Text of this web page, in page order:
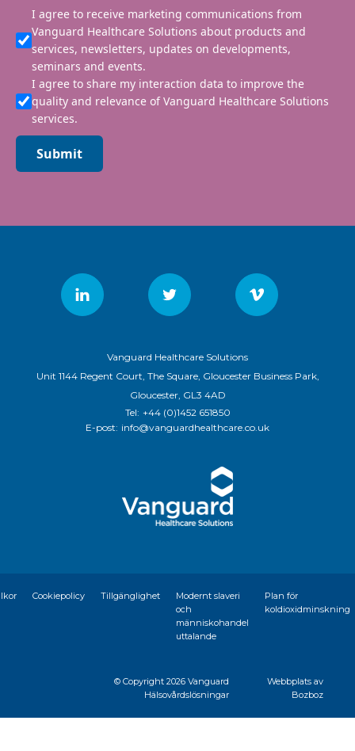
I agree to receive marketing communications from
Vanguard Healthcare Solutions about products and
services, newsletters, updates on developments,
seminars and events.
I agree to share my interaction data to improve the
quality and relevance of Vanguard Healthcare Solutions
services.
Submit
Vanguard Healthcare Solutions
Unit 1144 Regent Court, The Square, Gloucester Business Park,
Gloucester, GL3 4AD
Tel: +44 (0)1452 651850
E-post: info@vanguardhealthcare.co.uk
Cookiepolicy Tillgänglighet
Modernt slaveri
och
människohandel
uttalande
Plan för
koldioxidminskning
© Copyright 2026 Vanguard
Hälsovårdslösningar
Webbplats av
Bozboz